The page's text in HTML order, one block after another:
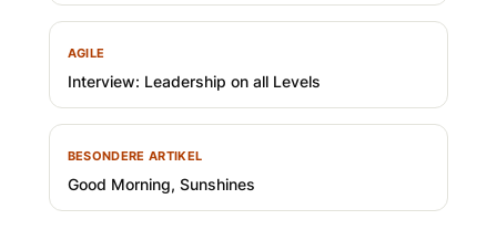
AGILE
Interview: Leadership on all Levels
BESONDERE ARTIKEL
Good Morning, Sunshines